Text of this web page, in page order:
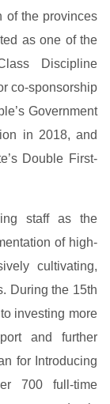
of the provinces
as one of the
Discipline
co-sponsorship
Government
in 2018, and
Double First-
staff as the
of high-
cultivating,
During the 15th
investing more
and further
for Introducing
700 full-time